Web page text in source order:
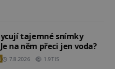
tajemné snímky
na něm přeci jen voda?
7.8.2026 1.9TIS